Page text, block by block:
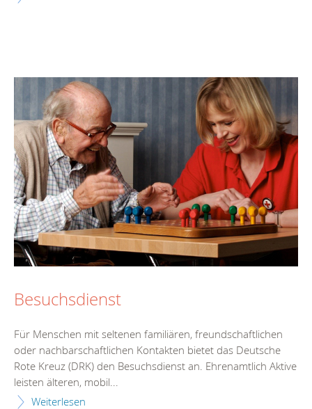
Besuchsdienst
Für Menschen mit seltenen familiären, freundschaftlichen
oder nachbarschaftlichen Kontakten bietet das Deutsche
Rote Kreuz (DRK) den Besuchsdienst an. Ehrenamtlich Aktive
leisten älteren, mobil...
Weiterlesen